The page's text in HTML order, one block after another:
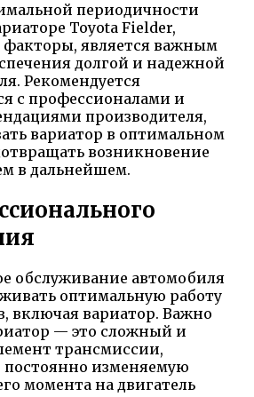
периодичности
Toyota Fielder,
является важным
долгой и надежной
Рекомендуется
с профессионалами и
производителя,
вариатор в оптимальном
возникновение
в дальнейшем.
обслуживание автомобиля
оптимальную работу
включая вариатор. Важно
— это сложный и
трансмиссии,
изменяемую
момента на двигатель